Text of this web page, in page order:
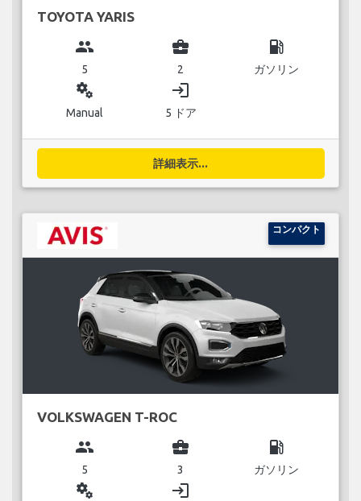
TOYOTA YARIS
group
5
business_center
2
local_gas_station
ガソリン
miscellaneous_services
Manual
login
5 ドア
詳細表示...
コンパクト
VOLKSWAGEN T-ROC
group
5
business_center
3
local_gas_station
ガソリン
miscellaneous_services login